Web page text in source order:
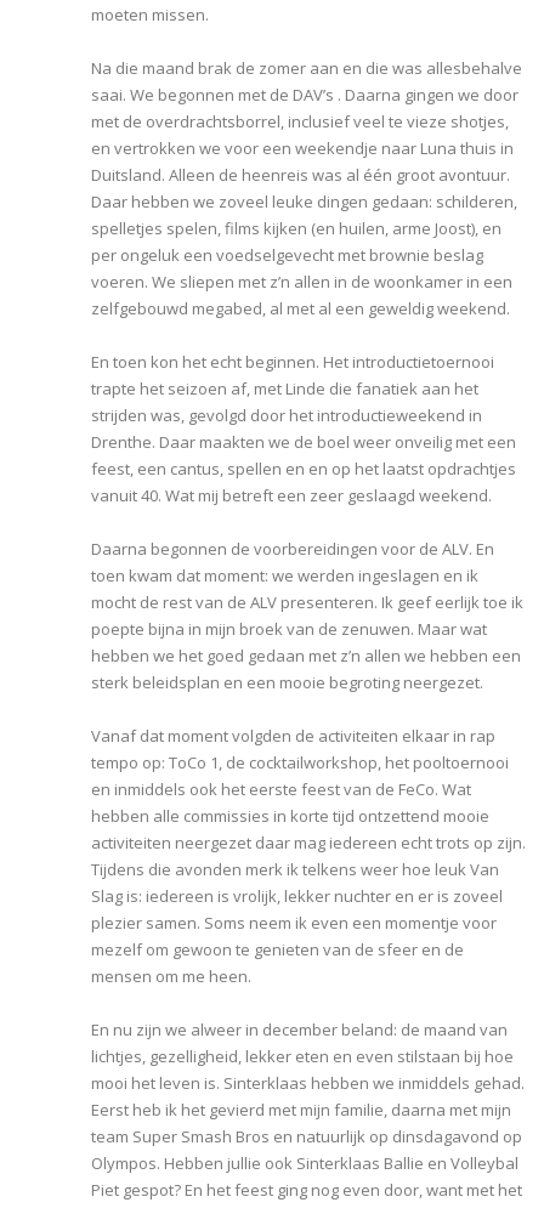
moeten missen.
Na die maand brak de zomer aan en die was allesbehalve
saai. We begonnen met de DAV’s . Daarna gingen we door
met de overdrachtsborrel, inclusief veel te vieze shotjes,
en vertrokken we voor een weekendje naar Luna thuis in
Duitsland. Alleen de heenreis was al één groot avontuur.
Daar hebben we zoveel leuke dingen gedaan: schilderen,
spelletjes spelen, films kijken (en huilen, arme Joost), en
per ongeluk een voedselgevecht met brownie beslag
voeren. We sliepen met z’n allen in de woonkamer in een
zelfgebouwd megabed, al met al een geweldig weekend.
En toen kon het echt beginnen. Het introductietoernooi
trapte het seizoen af, met Linde die fanatiek aan het
strijden was, gevolgd door het introductieweekend in
Drenthe. Daar maakten we de boel weer onveilig met een
feest, een cantus, spellen en en op het laatst opdrachtjes
vanuit 40. Wat mij betreft een zeer geslaagd weekend.
Daarna begonnen de voorbereidingen voor de ALV. En
toen kwam dat moment: we werden ingeslagen en ik
mocht de rest van de ALV presenteren. Ik geef eerlijk toe ik
poepte bijna in mijn broek van de zenuwen. Maar wat
hebben we het goed gedaan met z’n allen we hebben een
sterk beleidsplan en een mooie begroting neergezet.
Vanaf dat moment volgden de activiteiten elkaar in rap
tempo op: ToCo 1, de cocktailworkshop, het pooltoernooi
en inmiddels ook het eerste feest van de FeCo. Wat
hebben alle commissies in korte tijd ontzettend mooie
activiteiten neergezet daar mag iedereen echt trots op zijn.
Tijdens die avonden merk ik telkens weer hoe leuk Van
Slag is: iedereen is vrolijk, lekker nuchter en er is zoveel
plezier samen. Soms neem ik even een momentje voor
mezelf om gewoon te genieten van de sfeer en de
mensen om me heen.
En nu zijn we alweer in december beland: de maand van
lichtjes, gezelligheid, lekker eten en even stilstaan bij hoe
mooi het leven is. Sinterklaas hebben we inmiddels gehad.
Eerst heb ik het gevierd met mijn familie, daarna met mijn
team Super Smash Bros en natuurlijk op dinsdagavond op
Olympos. Hebben jullie ook Sinterklaas Ballie en Volleybal
Piet gespot? En het feest ging nog even door, want met het